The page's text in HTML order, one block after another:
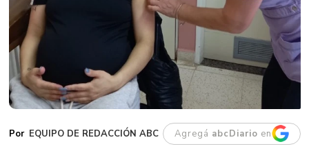
EQUIPO DE REDACCIÓN ABC Agregá abcDiario en